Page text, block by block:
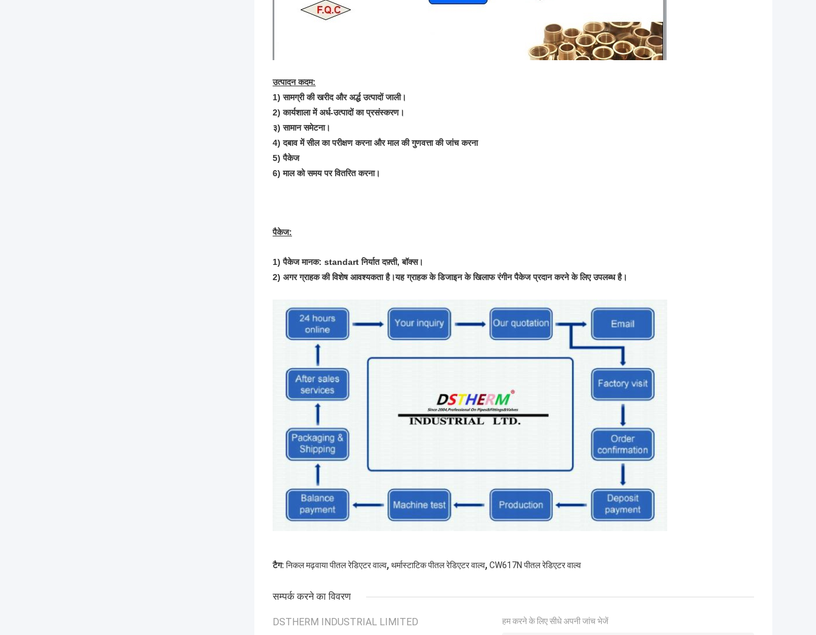
उत्पादन कदम:
1) सामग्री की खरीद और अर्द्ध उत्पादों जाली।
2) कार्यशाला में अर्ध-उत्पादों का प्रसंस्करण।
३) सामान समेटना।
4) दबाव में सील का परीक्षण करना और माल की गुणवत्ता की जांच करना
5) पैकेज
6) माल को समय पर वितरित करना।
पैकेज:
1)पैकेज मानक: standart निर्यात दफ़्ती, बॉक्स।
2) अगर ग्राहक की विशेष आवश्यकता है।यह ग्राहक के डिजाइन के खिलाफ रंगीन पैकेज प्रदान करने के लिए उपलब्ध है।
टैग: निकल मढ़वाया पीतल रेडिएटर वाल्व, थर्मास्टाटिक पीतल रेडिएटर वाल्व, CW617N पीतल रेडिएटर वाल्व
सम्पर्क करने का विवरण
DSTHERM INDUSTRIAL LIMITED हम करने के लिए सीधे अपनी जांच भेजें